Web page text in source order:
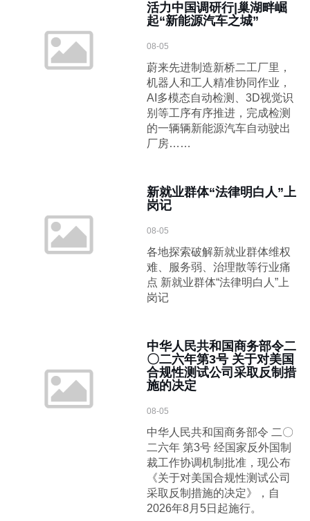
活力中国调研行|巢湖畔崛
起“新能源汽车之城”
08-05
蔚来先进制造新桥二工厂里，
机器人和工人精准协同作业，
AI多模态自动检测、3D视觉识
别等工序有序推进，完成检测
的一辆辆新能源汽车自动驶出
厂房……
新就业群体“法律明白人”上
岗记
08-05
各地探索破解新就业群体维权
难、服务弱、治理散等行业痛
点 新就业群体“法律明白人”上
岗记
中华人民共和国商务部令二
〇二六年第3号 关于对美国
合规性测试公司采取反制措
施的决定
08-05
中华人民共和国商务部令 二〇
二六年 第3号 经国家反外国制
裁工作协调机制批准，现公布
《关于对美国合规性测试公司
采取反制措施的决定》，自
2026年8月5日起施行。